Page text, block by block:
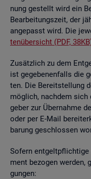
nung ge­stellt wird ein
Be­ar­bei­tungs­zeit, der
an­ge­passt wird. Die
ten­über­sicht (PDF,
Zu­sätz­lich zu dem
ist ge­ge­be­nen­falls die
ten. Die Be­reit­stel­lung
mög­lich, nach­dem
ge­ber zur Über­nah­me
oder per E-Mail
ba­rung ge­schlos­sen
So­fern
ment be­zo­gen wer­den,
gun­gen: